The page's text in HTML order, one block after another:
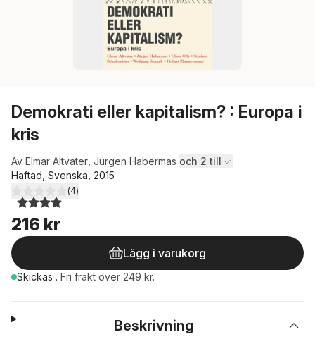
Demokrati eller kapitalism? : Europa i
kris
Av Elmar Altvater Jürgen Habermas och 2 till
Häftad, Svenska, 2015
4,0utav 5 stjärnor. Totalt antal röster:
(4)
216 kr
Lägg i varukorg
Skickas . Fri frakt över 249 kr.
Beskrivning